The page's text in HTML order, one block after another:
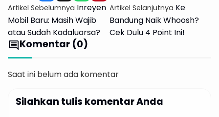
Artikel Sebelumnya Inreyen
Mobil Baru: Masih Wajib
atau Sudah Kadaluarsa?
Artikel Selanjutnya Ke
Bandung Naik Whoosh?
Cek Dulu 4 Point Ini!
commentKomentar (0)
Saat ini belum ada komentar
Silahkan tulis komentar Anda